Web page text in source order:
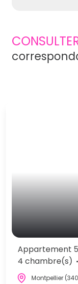
Appartement
4 chambre(s)
Montpellier